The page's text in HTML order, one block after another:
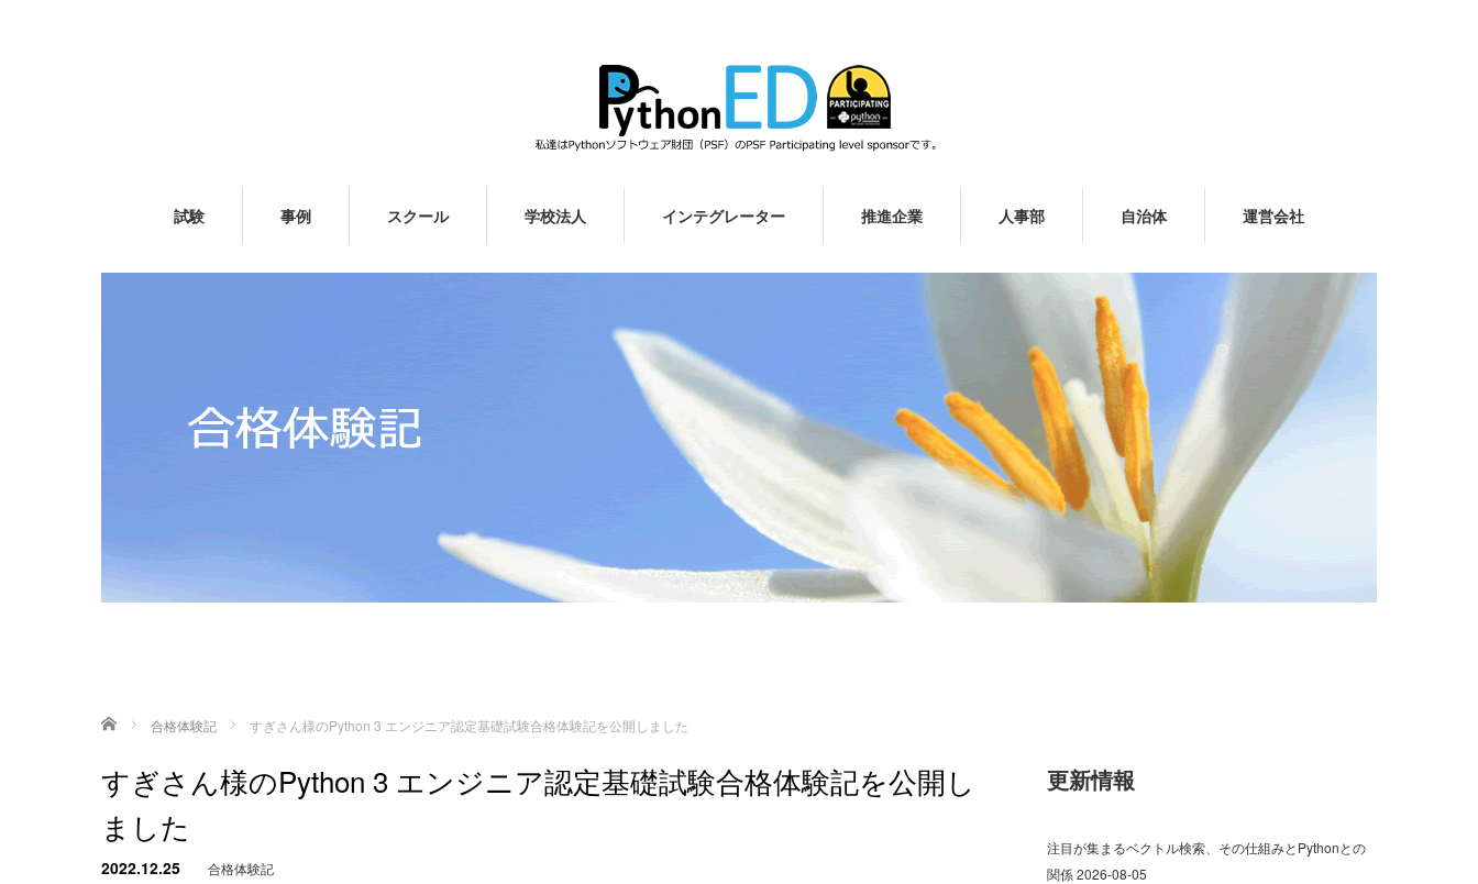
試験 事例 スクール 学校法人 インテグレーター 推進企業 人事部 自治体 運営会社
ホーム 合格体験記 すぎさん様のPython 3 エンジニア認定基礎試験合格体験記を公開しました
すぎさん様のPython 3 エンジニア認定基礎試験合格体験記を公開し
ました
2022.12.25 合格体験記
更新情報
注目が集まるベクトル検索、その仕組みとPythonとの
関係2026-08-05